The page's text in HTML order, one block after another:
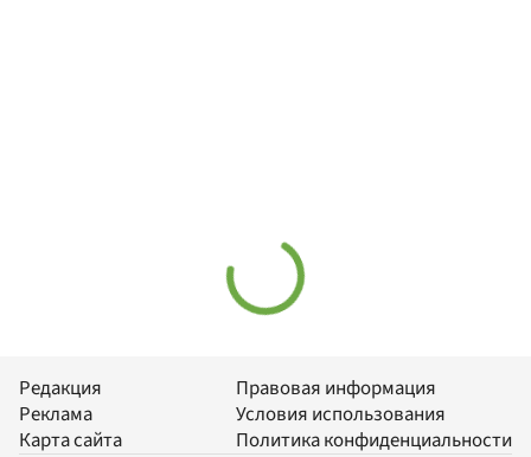
Редакция
Реклама
Карта сайта
Правовая информация
Условия использования
Политика конфиденциальности